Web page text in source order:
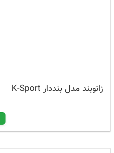
زانوبند مدل بنددار K-Sport